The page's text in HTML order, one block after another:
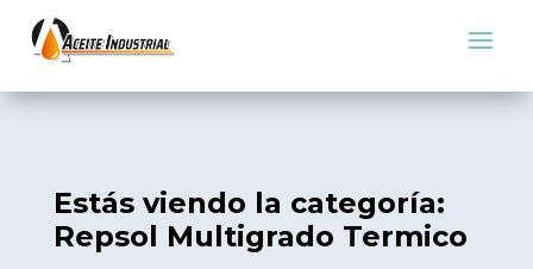
Estás viendo la categoría:
Repsol Multigrado Termico